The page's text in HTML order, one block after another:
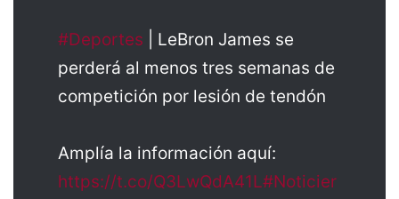
#Deportes | LeBron James se
perderá al menos tres semanas de
competición por lesión de tendón
Amplía la información aquí:
https://t.co/Q3LwQdA41L#Noticier